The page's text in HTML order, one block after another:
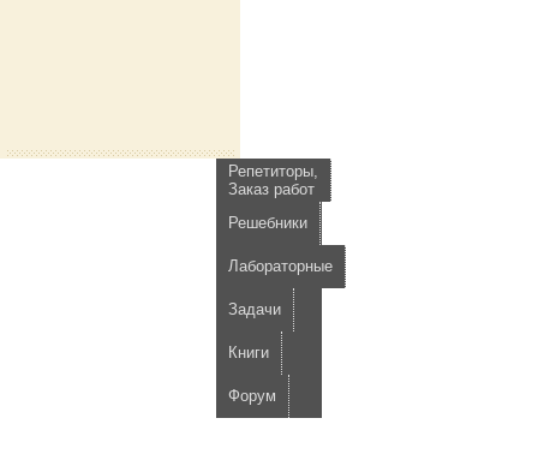
Репетиторы,
Заказ работ
Решебники
Лабораторные
Задачи
Книги
Форум